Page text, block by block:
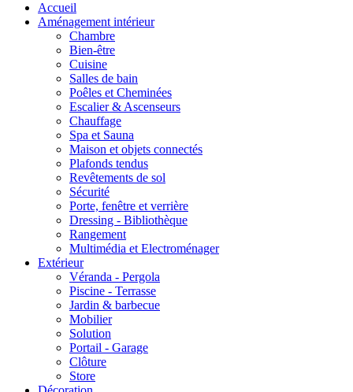
Accueil
Aménagement intérieur
Chambre
Bien-être
Cuisine
Salles de bain
Poêles et Cheminées
Escalier & Ascenseurs
Chauffage
Spa et Sauna
Maison et objets connectés
Plafonds tendus
Revêtements de sol
Sécurité
Porte, fenêtre et verrière
Dressing - Bibliothèque
Rangement
Multimédia et Electroménager
Extérieur
Véranda - Pergola
Piscine - Terrasse
Jardin & barbecue
Mobilier
Solution
Portail - Garage
Clôture
Store